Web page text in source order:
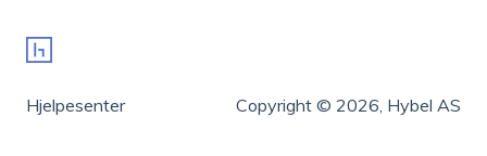
Hjelpesenter Copyright © 2026, Hybel AS